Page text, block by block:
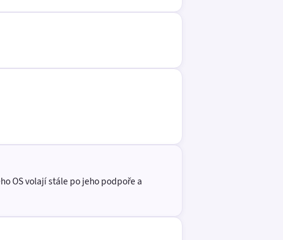
OS volají stále po jeho podpoře a